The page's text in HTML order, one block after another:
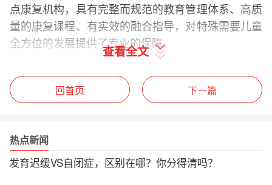
点康复机构，具有完整而规范的教育管理体系、高质
量的康复课程、有实效的融合指导，对特殊需要儿童
全方位的发展提供了专业的保障。
已认证 区域：山西忻州市 成立日期：2019-10-20 创
山西省原平市星阳康复中心是由原平市启航幼儿园与
原平市星阳康复中心共同打造的一所现代化康复中
查看全文
回首页 下一篇
热点新闻
发育迟缓VS自闭症，区别在哪？你分得清吗？